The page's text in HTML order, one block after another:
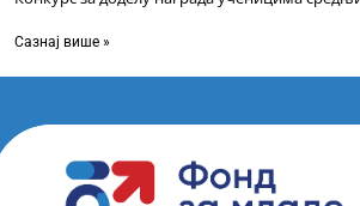
Сазнај више »